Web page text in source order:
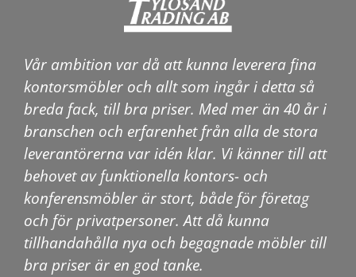
Vår ambition var då att kunna leverera fina
kontorsmöbler och allt som ingår i detta så
breda fack, till bra priser. Med mer än 40 år i
branschen och erfarenhet från alla de stora
leverantörerna var idén klar. Vi känner till att
behovet av funktionella kontors- och
konferensmöbler är stort, både för företag
och för privatpersoner. Att då kunna
tillhandahålla nya och begagnade möbler till
bra priser är en god tanke.